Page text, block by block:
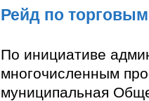
Рейд по
По инициативе
многочисленным
муниципальная